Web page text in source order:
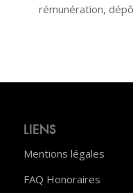
rémunération,
LIENS
Mentions légales
FAQ Honoraires